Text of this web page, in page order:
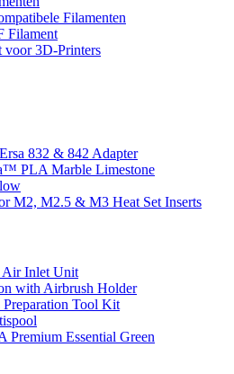
Filamenten
Filament
voor 3D-Printers
832 & 842 Adapter
PLA Marble Limestone
M2, M2.5 & M3 Heat Set Inserts
Inlet Unit
with Airbrush Holder
Tool Kit
Premium Essential Green